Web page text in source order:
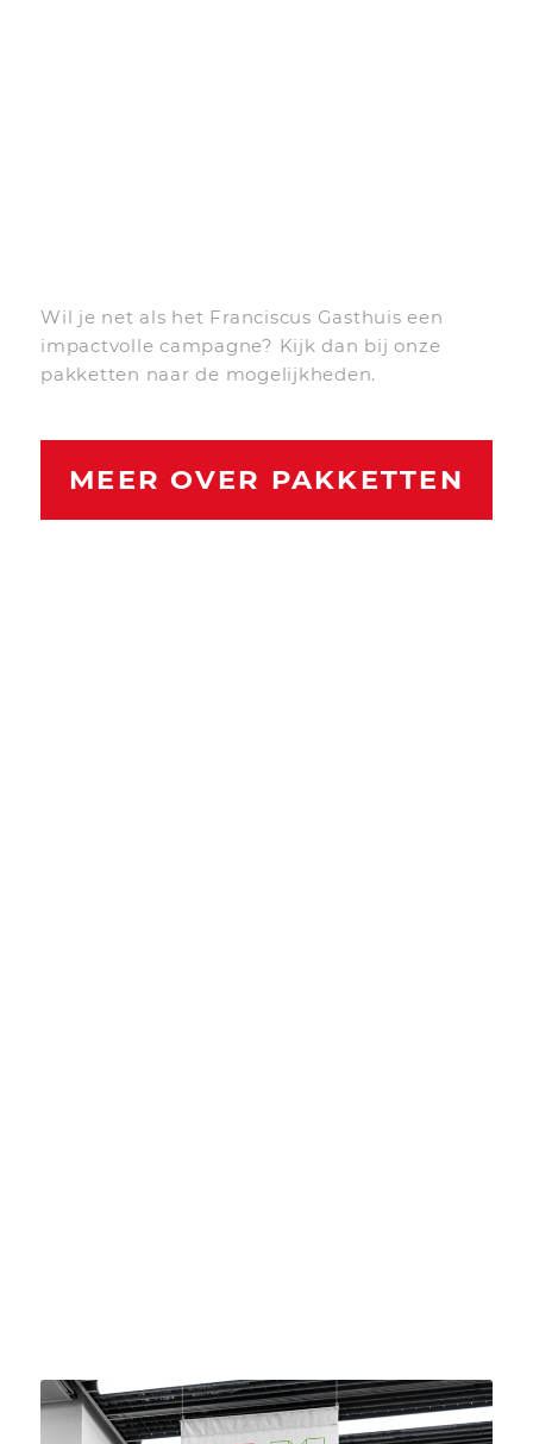
Wil je net als het Franciscus Gasthuis een
impactvolle campagne? Kijk dan bij onze
pakketten naar de mogelijkheden.
MEER OVER PAKKETTEN